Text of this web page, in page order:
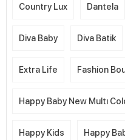
Country Lux Dantela
Diva Baby Diva Batik
Extra Life Fashion
Happy Baby New Multı
Happy Kids Happy